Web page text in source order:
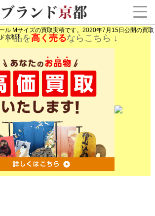
ル Mサイズの買取実積です。2020年7月15日公開の買取
京都】
[PR]
ド品を高く売るならこちら ↓